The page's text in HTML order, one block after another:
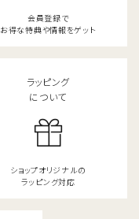
会員登録で
お得な特典や情報をゲット
ラッピング
について
ショップオリジナルの
ラッピング対応